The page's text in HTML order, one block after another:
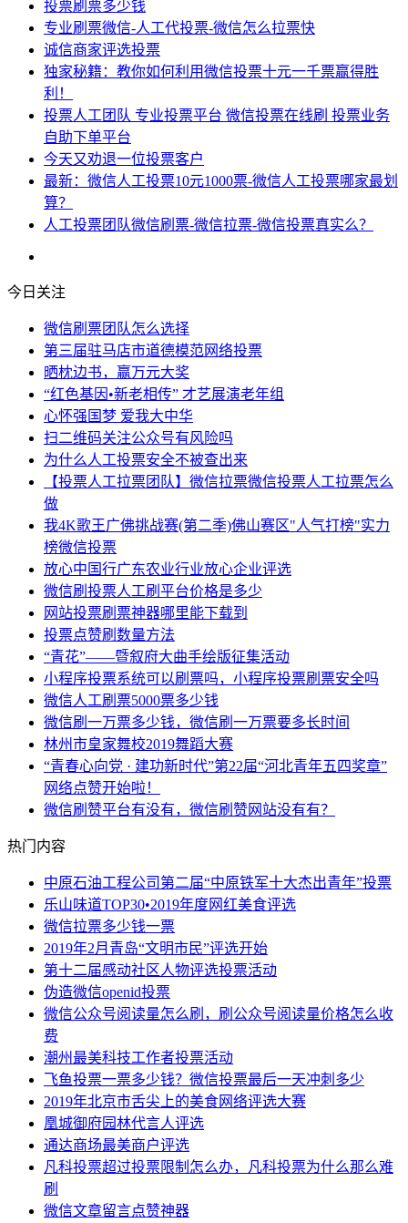
投票刷票多少钱
专业刷票微信-人工代投票-微信怎么拉票快
诚信商家评选投票
独家秘籍：教你如何利用微信投票十元一千票赢得胜
利！
投票人工团队 专业投票平台 微信投票在线刷 投票业务
自助下单平台
今天又劝退一位投票客户
最新：微信人工投票10元1000票-微信人工投票哪家最划
算？
人工投票团队微信刷票-微信拉票-微信投票真实么？
今日关注
微信刷票团队怎么选择
第三届驻马店市道德模范网络投票
晒枕边书，赢万元大奖
“红色基因•新老相传” 才艺展演老年组
心怀强国梦 爱我大中华
扫二维码关注公众号有风险吗
为什么人工投票安全不被查出来
【投票人工拉票团队】微信拉票微信投票人工拉票怎么
做
我4K歌王广佛挑战赛(第二季)佛山赛区"人气打榜"实力
榜微信投票
放心中国行广东农业行业放心企业评选
微信刷投票人工刷平台价格是多少
网站投票刷票神器哪里能下载到
投票点赞刷数量方法
“青花”——暨叙府大曲手绘版征集活动
小程序投票系统可以刷票吗，小程序投票刷票安全吗
微信人工刷票5000票多少钱
微信刷一万票多少钱，微信刷一万票要多长时间
林州市皇家舞校2019舞蹈大赛
“青春心向党 · 建功新时代”第22届“河北青年五四奖章”
网络点赞开始啦！
微信刷赞平台有没有，微信刷赞网站没有有？
热门内容
中原石油工程公司第二届“中原铁军十大杰出青年”投票
乐山味道TOP30•2019年度网红美食评选
微信拉票多少钱一票
2019年2月青岛“文明市民”评选开始
第十二届感动社区人物评选投票活动
伪造微信openid投票
微信公众号阅读量怎么刷，刷公众号阅读量价格怎么收
费
潮州最美科技工作者投票活动
飞鱼投票一票多少钱？微信投票最后一天冲刺多少
2019年北京市舌尖上的美食网络评选大赛
凰城御府园林代言人评选
通达商场最美商户评选
凡科投票超过投票限制怎么办，凡科投票为什么那么难
刷
微信文章留言点赞神器